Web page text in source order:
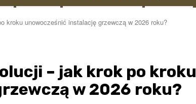
kroku unowocześnić instalację grzewczą w 2026 roku?
– jak krok po kroku
w 2026 roku?